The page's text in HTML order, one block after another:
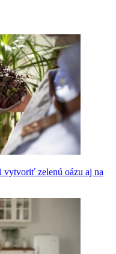
vytvoriť zelenú oázu aj na